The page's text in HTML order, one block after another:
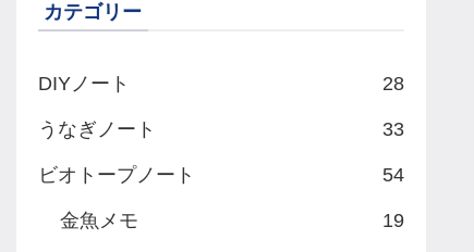
カテゴリー
DIYノート 28
うなぎノート 33
ビオトープノート 54
金魚メモ 19